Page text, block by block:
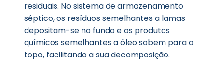
residuais. No sistema de armazenamento
séptico, os resíduos semelhantes a lamas
depositam-se no fundo e os produtos
químicos semelhantes a óleo sobem para o
topo, facilitando a sua decomposição.